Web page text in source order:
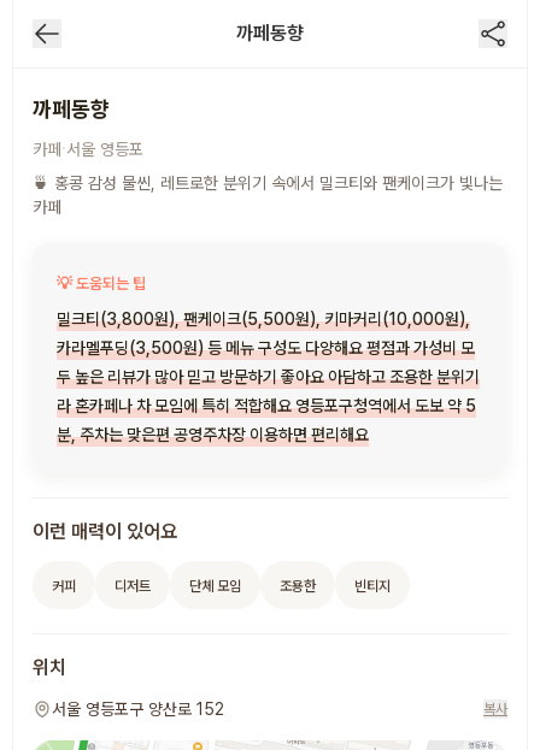
까페동향
까페동향
카페·서울 영등포
🍵 홍콩 감성 물씬, 레트로한 분위기 속에서 밀크티와 팬케이크가 빛나는
카페
💡 도움되는 팁
밀크티(3,800원), 팬케이크(5,500원), 키마커리(10,000원),
카라멜푸딩(3,500원) 등 메뉴 구성도 다양해요 평점과 가성비 모
두 높은 리뷰가 많아 믿고 방문하기 좋아요 아담하고 조용한 분위기
라 혼카페나 차 모임에 특히 적합해요 영등포구청역에서 도보 약 5
분, 주차는 맞은편 공영주차장 이용하면 편리해요
이런 매력이 있어요
커피 디저트 단체 모임 조용한 빈티지
위치
서울 영등포구 양산로 152 복사